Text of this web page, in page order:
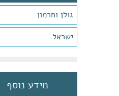
גולן וחרמון
ישראל
מידע נוסף